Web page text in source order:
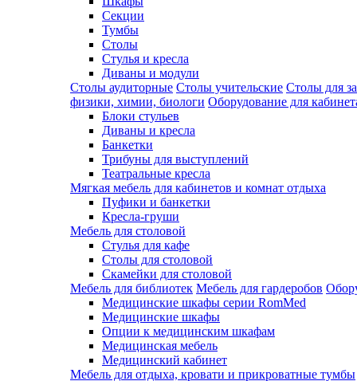
Секции
Тумбы
Столы
Стулья и кресла
Диваны и модули
Столы аудиторные Столы учительские Столы для
физики, химии, биологи Оборудование для
Блоки стульев
Диваны и кресла
Банкетки
Трибуны для выступлений
Театральные кресла
Мягкая мебель для кабинетов и комнат отдыха
Пуфики и банкетки
Кресла-груши
Мебель для столовой
Cтулья для кафе
Cтолы для столовой
Скамейки для столовой
Мебель для библиотек Мебель для гардеробов
Медицинские шкафы серии RomMed
Медицинские шкафы
Опции к медицинским шкафам
Медицинская мебель
Медицинский кабинет
Мебель для отдыха, кровати и прикроватные тумбы